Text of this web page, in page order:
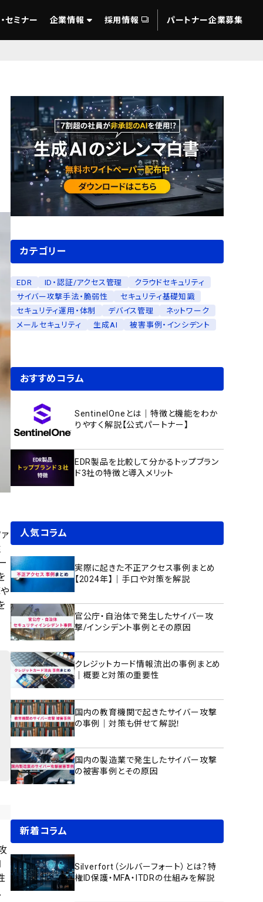
セミナー 企業情報 採用情報 パートナー企業募集
カテゴリー
EDR ID・認証/アクセス管理
クラウドセキュリティ
サイバー攻撃手法・脆弱性
セキュリティ基礎知識
セキュリティ運用・体制
デバイス管理
ネットワーク
メールセキュリティ
生成AI 被害事例・インシデント
おすすめコラム
SentinelOneとは｜特徴と機能をわか
りやすく解説【公式パートナー】
EDR製品を比較して分かるトップブラン
ド3社の特徴と導入メリット
人気コラム
実際に起きた不正アクセス事例まとめ
【2024年】｜手口や対策を解説
官公庁・自治体で発生したサイバー攻
撃/インシデント事例とその原因
クレジットカード情報流出の事例まとめ
｜概要と対策の重要性
国内の教育機関で起きたサイバー攻撃
の事例｜対策も併せて解説！
国内の製造業で発生したサイバー攻撃
の被害事例とその原因
新着コラム
Silverfort（シルバーフォート）とは？特
権ID保護・MFA・ITDRの仕組みを解説